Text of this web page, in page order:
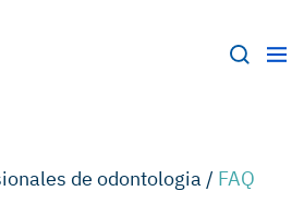
de odontologia / FAQ